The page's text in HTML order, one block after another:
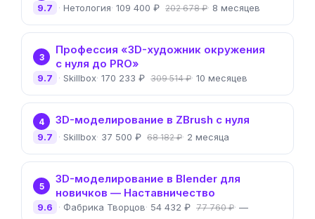
Нетология 109 400 ₽ 202 678 ₽ 8 месяцев
9.7
3
Профессия «3D-художник окружения
с нуля до PRO»
Skillbox 170 233 ₽ 309 514 ₽ 10 месяцев
9.7
4 3D-моделирование в ZBrush с нуля
Skillbox 37 500 ₽ 68 182 ₽ 2 месяца
9.7
5
3D-моделирование в Blender для
новичков — Наставничество
Фабрика Творцов 54 432 ₽ 77 760 ₽ —
9.6